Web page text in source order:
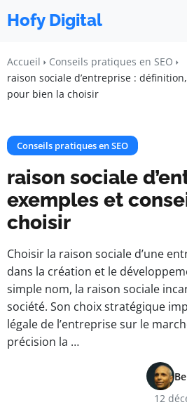
Hofy Digital
Accueil
Conseils pratiques en SEO
raison sociale d’entreprise :
pour bien la choisir
Conseils pratiques en SEO
raison sociale
exemples et
choisir
Choisir la raison sociale d’une
dans la création et le
simple nom, la raison sociale
société. Son choix stratégique
légale de l’entreprise sur le
précision la …
12